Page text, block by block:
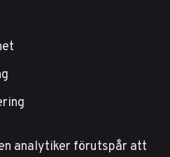
analytiker förutspår att